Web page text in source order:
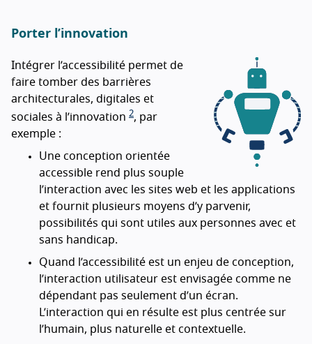
Porter l’innovation
Intégrer l’accessibilité permet de
faire tomber des barrières
architecturales, digitales et
sociales à l’innovation 2, par
exemple :
Une conception orientée
accessible rend plus souple
l’interaction avec les sites web et les applications
et fournit plusieurs moyens d’y parvenir,
possibilités qui sont utiles aux personnes avec et
sans handicap.
Quand l’accessibilité est un enjeu de conception,
l’interaction utilisateur est envisagée comme ne
dépendant pas seulement d’un écran.
L’interaction qui en résulte est plus centrée sur
l’humain, plus naturelle et contextuelle.